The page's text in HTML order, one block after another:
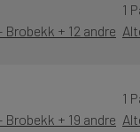
+ 12 andre
1
+ 19 andre
1